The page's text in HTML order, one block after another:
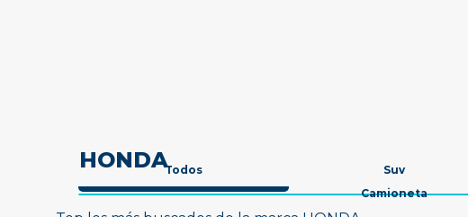
HONDATodos Suv
Camioneta